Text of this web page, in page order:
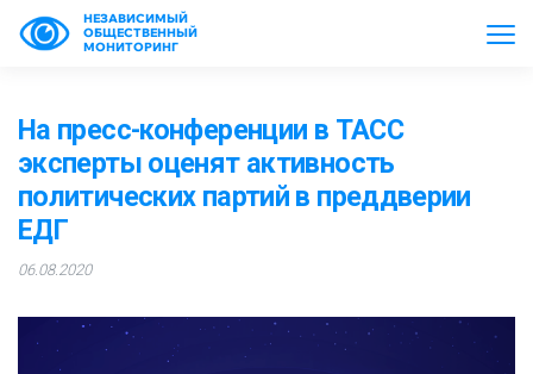
НЕЗАВИСИМЫЙ
ОБЩЕСТВЕННЫЙ
МОНИТОРИНГ
На пресс-конференции в ТАСС
эксперты оценят активность
политических партий в преддверии
ЕДГ
06.08.2020